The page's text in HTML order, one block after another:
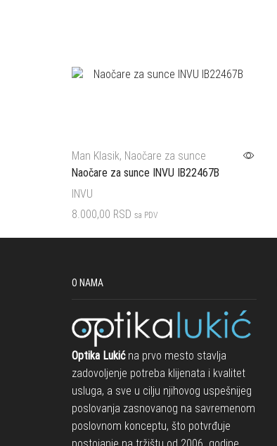
Man Klasik, Naočare za sunce
Naočare za sunce INVU IB22467B
INVU
8.000,00 RSD sa PDV
Dodaj u korpu
O NAMA
Optika Lukićna prvo mesto stavlja
zadovoljenje potreba klijenata i kvalitet
usluga, a sve u cilju njihovog uspešnijeg
poslovanja zasnovanog na savremenom
poslovnom konceptu, što potvrđuje
postojanje na tržištu od 2006. godine